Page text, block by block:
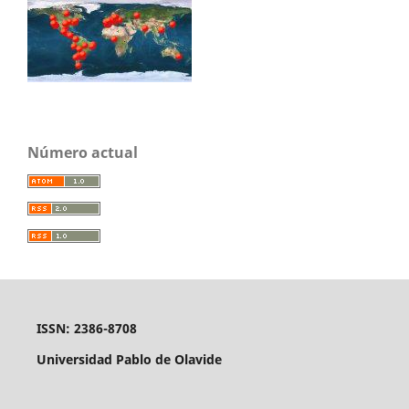
Número actual
ISSN: 2386-8708
Universidad Pablo de Olavide